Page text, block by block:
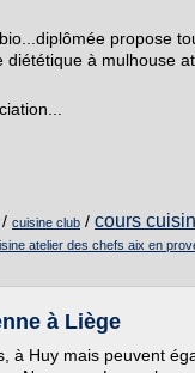
propose
à mulhouse
/ cuisine club / cours
atelier des chefs aix en
à Liège
à Huy mais peuvent